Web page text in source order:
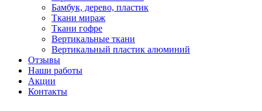
Бамбук, дерево, пластик
Ткани мираж
Ткани гофре
Вертикальные ткани
Вертикальный пластик алюминий
Отзывы
Наши работы
Акции
Контакты